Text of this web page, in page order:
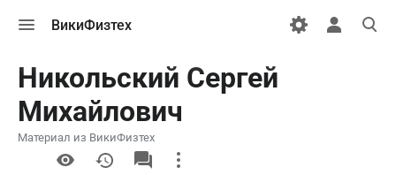
меню
ВикиФизтех
Открыть
поиск
Никольский Сергей
Михайлович
Материал из ВикиФизтех
More
actions